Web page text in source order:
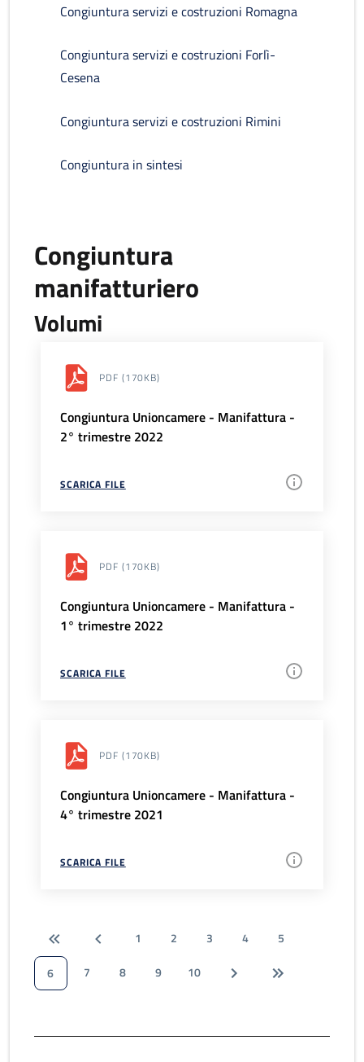
Congiuntura servizi e costruzioni Romagna
Congiuntura servizi e costruzioni Forlì-
Cesena
Congiuntura servizi e costruzioni Rimini
Congiuntura in sintesi
Congiuntura
manifatturiero
Volumi
PDF (170KB)
Congiuntura Unioncamere - Manifattura -
2° trimestre 2022
SCARICA FILE
PDF (170KB)
Congiuntura Unioncamere - Manifattura -
1° trimestre 2022
SCARICA FILE
PDF (170KB)
Congiuntura Unioncamere - Manifattura -
4° trimestre 2021
SCARICA FILE
1 2 3 4
5
6
7 8 9 10